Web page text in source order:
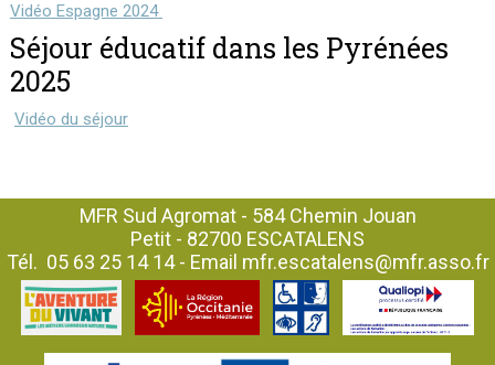
Vidéo Espagne 2024
Séjour éducatif dans les Pyrénées
2025
Vidéo du séjour
MFR Sud Agromat - 584 Chemin Jouan
Petit - 82700 ESCATALENS
Tél. 05 63 25 14 14- Email mfr.escatalens@mfr.asso.fr